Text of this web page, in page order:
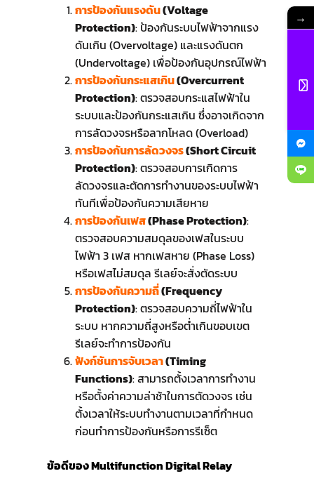
การป้องกันแรงดัน(Voltage
Protection): ป้องกันระบบไฟฟ้าจากแรง
ดันเกิน (Overvoltage) และแรงดันตก
(Undervoltage) เพื่อป้องกันอุปกรณ์ไฟฟ้า
การป้องกันกระแสเกิน(Overcurrent
Protection): ตรวจสอบกระแสไฟฟ้าใน
ระบบและป้องกันกระแสเกิน ซึ่งอาจเกิดจาก
การลัดวงจรหรือลากโหลด (Overload)
การป้องกันการลัดวงจร(Short Circuit
Protection): ตรวจสอบการเกิดการ
ลัดวงจรและตัดการทำงานของระบบไฟฟ้า
ทันทีเพื่อป้องกันความเสียหาย
การป้องกันเฟส(Phase Protection):
ตรวจสอบความสมดุลของเฟสในระบบ
ไฟฟ้า 3 เฟส หากเฟสหาย (Phase Loss)
หรือเฟสไม่สมดุล รีเลย์จะสั่งตัดระบบ
การป้องกันความถี่(Frequency
Protection): ตรวจสอบความถี่ไฟฟ้าใน
ระบบ หากความถี่สูงหรือต่ำเกินขอบเขต
รีเลย์จะทำการป้องกัน
ฟังก์ชันการจับเวลา(Timing
Functions): สามารถตั้งเวลาการทำงาน
หรือตั้งค่าความล่าช้าในการตัดวงจร เช่น
ตั้งเวลาให้ระบบทำงานตามเวลาที่กำหนด
ก่อนทำการป้องกันหรือการรีเซ็ต
ข้อดีของ Multifunction Digital Relay
→